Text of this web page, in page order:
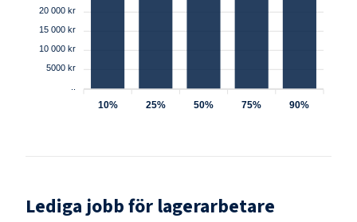
20 000 kr
15 000 kr
10 000 kr
5000 kr
10% 25% 50% 75% 90%
Lediga jobb för lagerarbetare